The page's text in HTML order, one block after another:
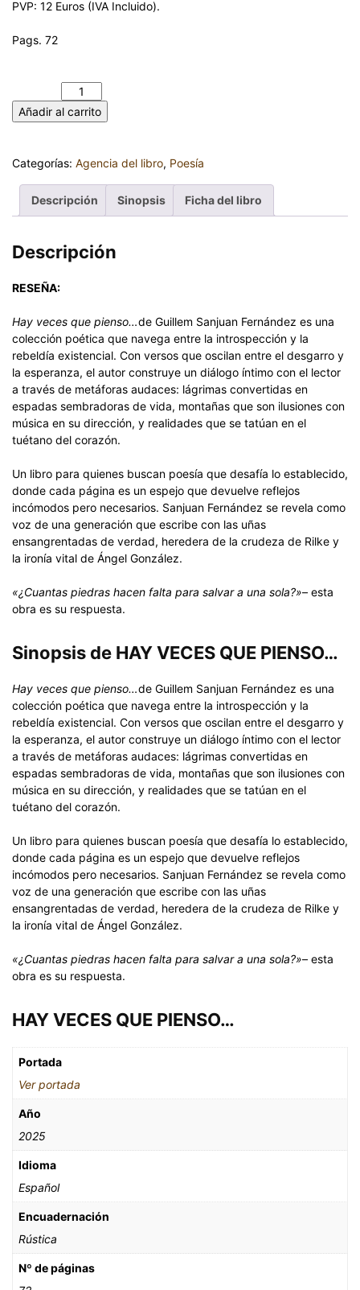
PVP: 12 Euros (IVA Incluido).
Pags. 72
Añadir al carrito
Categorías: Agencia del libro, Poesía
Descripción Sinopsis Ficha del libro
Descripción
RESEÑA:
Hay veces que pienso…de Guillem Sanjuan Fernández es una
colección poética que navega entre la introspección y la
rebeldía existencial. Con versos que oscilan entre el desgarro y
la esperanza, el autor construye un diálogo íntimo con el lector
a través de metáforas audaces: lágrimas convertidas en
espadas sembradoras de vida, montañas que son ilusiones con
música en su dirección, y realidades que se tatúan en el
tuétano del corazón.
Un libro para quienes buscan poesía que desafía lo establecido,
donde cada página es un espejo que devuelve reflejos
incómodos pero necesarios. Sanjuan Fernández se revela como
voz de una generación que escribe con las uñas
ensangrentadas de verdad, heredera de la crudeza de Rilke y
la ironía vital de Ángel González.
«¿Cuantas piedras hacen falta para salvar a una sola?»– esta
obra es su respuesta.
Sinopsis de HAY VECES QUE PIENSO…
Hay veces que pienso…de Guillem Sanjuan Fernández es una
colección poética que navega entre la introspección y la
rebeldía existencial. Con versos que oscilan entre el desgarro y
la esperanza, el autor construye un diálogo íntimo con el lector
a través de metáforas audaces: lágrimas convertidas en
espadas sembradoras de vida, montañas que son ilusiones con
música en su dirección, y realidades que se tatúan en el
tuétano del corazón.
Un libro para quienes buscan poesía que desafía lo establecido,
donde cada página es un espejo que devuelve reflejos
incómodos pero necesarios. Sanjuan Fernández se revela como
voz de una generación que escribe con las uñas
ensangrentadas de verdad, heredera de la crudeza de Rilke y
la ironía vital de Ángel González.
«¿Cuantas piedras hacen falta para salvar a una sola?»– esta
obra es su respuesta.
HAY VECES QUE PIENSO…
Portada
Ver portada
Año
2025
Idioma
Español
Encuadernación
Rústica
Nº de páginas